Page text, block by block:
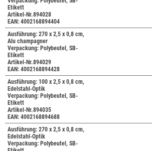
Etikett
Artikel-Nr.894028
EAN: 4002168894404
Ausführung: 270 x 2,5 x 0,8 cm,
Alu champagner
Verpackung: Polybeutel, SB-
Etikett
Artikel-Nr.894029
EAN: 4002168894428
Ausführung: 100 x 2,5 x 0,8 cm,
Edelstahl-Optik
Verpackung: Polybeutel, SB-
Etikett
Artikel-Nr.894035
EAN: 4002168894688
Ausführung: 270 x 2,5 x 0,8 cm,
Edelstahl-Optik
Verpackung: Polybeutel, SB-